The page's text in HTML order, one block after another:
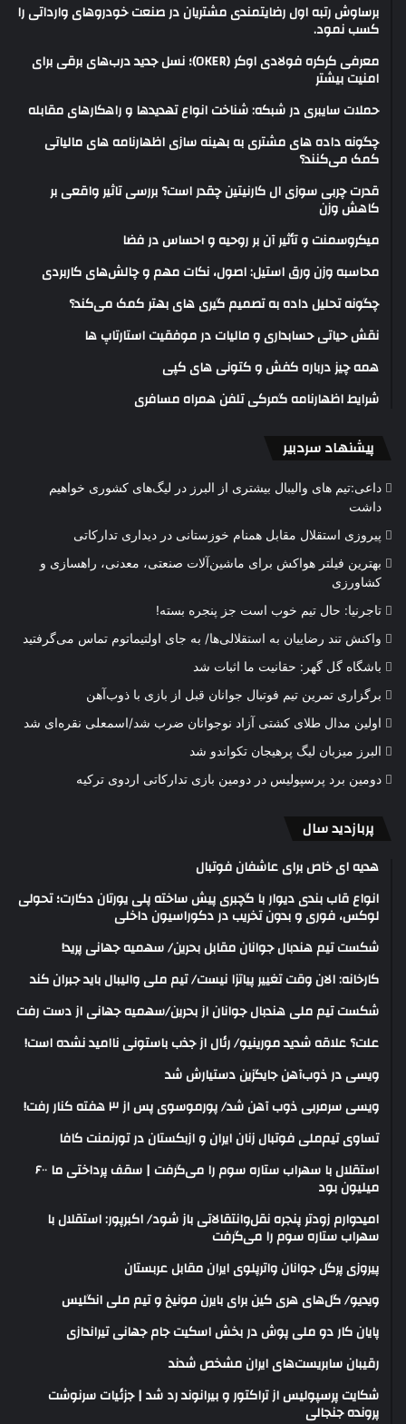
برساوش رتبه اول رضایتمندی مشتریان در صنعت خودروهای وارداتی را
کسب نمود.
معرفی کرکره فولادی اوکر (OKER)؛ نسل جدید درب‌های برقی برای
امنیت بیشتر
حملات سایبری در شبکه: شناخت انواع تهدیدها و راهکارهای مقابله
چگونه داده های مشتری به بهینه سازی اظهارنامه های مالیاتی
کمک می‌کنند؟
قدرت چربی سوزی ال کارنیتین چقدر است؟ بررسی تاثیر واقعی بر
کاهش وزن
میکروسمنت و تأثیر آن بر روحیه و احساس در فضا
محاسبه وزن ورق استیل: اصول، نکات مهم و چالش‌های کاربردی
چگونه تحلیل داده به تصمیم گیری های بهتر کمک می‌کند؟
نقش حیاتی حسابداری و مالیات در موفقیت استارتاپ ها
همه چیز درباره کفش و کتونی های کپی
شرایط اظهارنامه گمرکی تلفن همراه مسافری
پیشنهاد سردبیر
داعی:تیم های والیبال بیشتری از البرز در لیگ‌های کشوری خواهیم
داشت
پیروزی استقلال مقابل همنام خوزستانی در دیداری تدارکاتی
بهترین فیلتر هواکش برای ماشین‌آلات صنعتی، معدنی، راهسازی و
کشاورزی
تاجرنیا: حال تیم خوب است جز پنجره بسته!
واکنش تند رضاییان به استقلالی‌ها/ به جای اولتیماتوم تماس می‌گرفتید
باشگاه گل گهر: حقانیت ما اثبات شد
برگزاری تمرین تیم فوتبال جوانان قبل از بازی با ذوب‌آهن
اولین مدال طلای کشتی آزاد نوجوانان ضرب شد/اسمعلی نقره‌ای شد
البرز میزبان لیگ پرهیجان تکواندو شد
دومین برد پرسپولیس در دومین بازی تدارکاتی اردوی ترکیه
پربازدید سال
هدیه ای خاص برای عاشفان فوتبال
انواع قاب بندی دیوار با گچبری پیش ساخته پلی یورتان دکارت؛ تحولی
لوکس، فوری و بدون تخریب در دکوراسیون داخلی
شکست تیم هندبال جوانان مقابل بحرین/ سهمیه جهانی پرید!
کارخانه: الان وقت تغییر پیاتزا نیست/ تیم ملی والیبال باید جبران کند
شکست تیم ملی هندبال جوانان از بحرین/سهمیه جهانی از دست رفت
علت؟ علاقه شدید مورینیو/ رئال از جذب باستونی ناامید نشده است!
ویسی در ذوب‌آهن جایگزین دستیارش شد
ویسی سرمربی ذوب آهن شد/ پورموسوی پس از ۳ هفته کنار رفت!
تساوی تیم‌ملی فوتبال زنان ایران و ازبکستان در تورنمنت کافا
استقلال با سهراب ستاره سوم را می‌گرفت | سقف پرداختی ما ۶۰۰
میلیون بود
امیدوارم زودتر پنجره نقل‌وانتقالاتی باز شود/ اکبرپور: استقلال با
سهراب ستاره سوم را می‌گرفت
پیروزی پرگل جوانان واترپلوی ایران مقابل عربستان
ویدیو/ گل‌های هری‌ کین برای بایرن مونیخ و تیم ملی انگلیس
پایان کار دو ملی پوش در بخش اسکیت جام جهانی تیراندازی
رقیبان سابریست‌های ایران مشخص شدند
شکایت پرسپولیس از تراکتور و بیرانوند رد شد | جزئیات سرنوشت
پرونده جنجالی